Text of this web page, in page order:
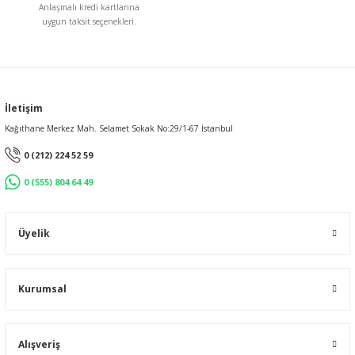
Anlaşmalı kredi kartlarına
uygun taksit seçenekleri.
İletişim
Kağıthane Merkez Mah. Selamet Sokak No:29/1-67 İstanbul
0 (212) 224 52 59
0 (555) 804 64 49
Üyelik
Kurumsal
Alışveriş